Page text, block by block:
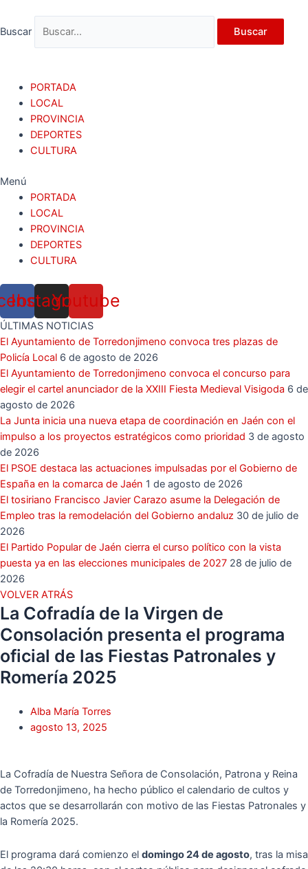
contenido
Buscar Buscar
PORTADA
LOCAL
PROVINCIA
DEPORTES
CULTURA
Menú
PORTADA
LOCAL
PROVINCIA
DEPORTES
CULTURA
Instagram
Youtube
ÚLTIMAS NOTICIAS
El Ayuntamiento de Torredonjimeno convoca tres plazas de
Policía Local 6 de agosto de 2026
El Ayuntamiento de Torredonjimeno convoca el concurso para
elegir el cartel anunciador de la XXIII Fiesta Medieval Visigoda 6 de
agosto de 2026
La Junta inicia una nueva etapa de coordinación en Jaén con el
impulso a los proyectos estratégicos como prioridad 3 de agosto
de 2026
El PSOE destaca las actuaciones impulsadas por el Gobierno de
España en la comarca de Jaén 1 de agosto de 2026
El tosiriano Francisco Javier Carazo asume la Delegación de
Empleo tras la remodelación del Gobierno andaluz 30 de julio de
2026
El Partido Popular de Jaén cierra el curso político con la vista
puesta ya en las elecciones municipales de 2027 28 de julio de
2026
VOLVER ATRÁS
La Cofradía de la Virgen de
Consolación presenta el programa
oficial de las Fiestas Patronales y
Romería 2025
Alba María Torres
agosto 13, 2025
La Cofradía de Nuestra Señora de Consolación, Patrona y Reina
de Torredonjimeno, ha hecho público el calendario de cultos y
actos que se desarrollarán con motivo de las Fiestas Patronales y
la Romería 2025.
El programa dará comienzo el domingo 24 de agosto, tras la misa